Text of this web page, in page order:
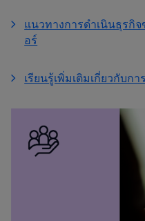
แนวทางการดำเนินธุรกิ
อร์
เรียนรู้เพิ่มเติมเกี่ยวกับก